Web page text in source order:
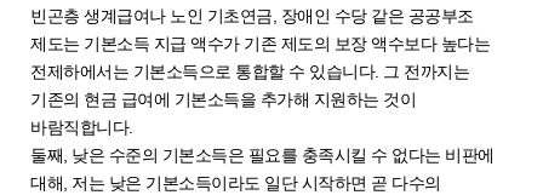
빈곤층 생계급여나 노인 기초연금, 장애인 수당 같은 공공부조
제도는 기본소득 지급 액수가 기존 제도의 보장 액수보다 높다는
전제하에서는 기본소득으로 통합할 수 있습니다. 그 전까지는
기존의 현금 급여에 기본소득을 추가해 지원하는 것이
바람직합니다.
둘째, 낮은 수준의 기본소득은 필요를 충족시킬 수 없다는 비판에
대해, 저는 낮은 기본소득이라도 일단 시작하면 곧 다수의